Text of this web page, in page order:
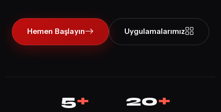
Hemen Başlayın Uygulamalarımız
5+ 20+